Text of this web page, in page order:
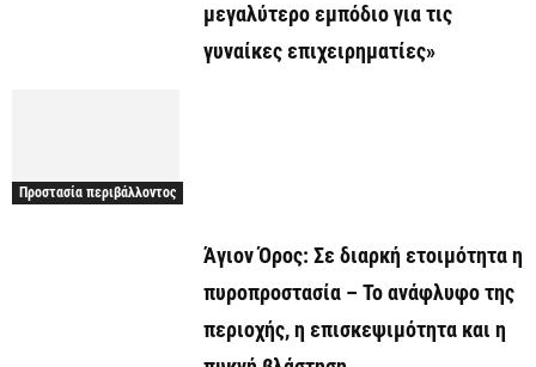
μεγαλύτερο εμπόδιο για τις
γυναίκες επιχειρηματίες»
Προστασία περιβάλλοντος
Άγιον Όρος: Σε διαρκή ετοιμότητα η
πυροπροστασία – Το ανάφλυφο της
περιοχής, η επισκεψιμότητα και η